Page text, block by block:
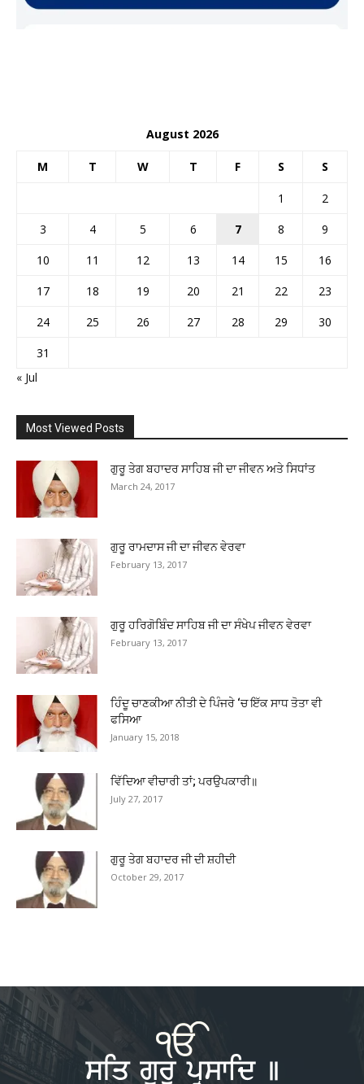
August 2026
M T W T F S S
1
2
3
4 5 6 7 8
9
10
11 12 13 14 15
16
17
18 19 20 21 22
23
24
25 26 27 28 29
30
31
« Jul
Most Viewed Posts
ਗੁਰੂ ਤੇਗ ਬਹਾਦਰ ਸਾਹਿਬ ਜੀ ਦਾ ਜੀਵਨ ਅਤੇ ਸਿਧਾਂਤ
March 24, 2017
ਗੁਰੂ ਰਾਮਦਾਸ ਜੀ ਦਾ ਜੀਵਨ ਵੇਰਵਾ
February 13, 2017
ਗੁਰੂ ਹਰਿਗੋਬਿੰਦ ਸਾਹਿਬ ਜੀ ਦਾ ਸੰਖੇਪ ਜੀਵਨ ਵੇਰਵਾ
February 13, 2017
ਹਿੰਦੂ ਚਾਣਕੀਆ ਨੀਤੀ ਦੇ ਪਿੰਜਰੇ ‘ਚ ਇੱਕ ਸਾਧ ਤੋਤਾ ਵੀ
ਫਸਿਆ
January 15, 2018
ਵਿੱਦਿਆ ਵੀਚਾਰੀ ਤਾਂ; ਪਰਉਪਕਾਰੀ॥
July 27, 2017
ਗੁਰੂ ਤੇਗ ਬਹਾਦਰ ਜੀ ਦੀ ਸ਼ਹੀਦੀ
October 29, 2017